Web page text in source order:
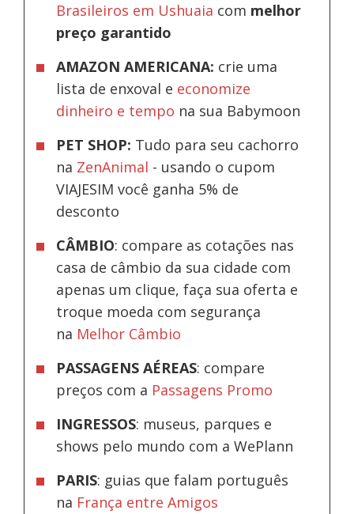
Brasileiros em Ushuaia com melhor
preço garantido
AMAZON AMERICANA: crie uma
lista de enxoval e economize
dinheiro e tempo na sua Babymoon
PET SHOP: Tudo para seu cachorro
na ZenAnimal - usando o cupom
VIAJESIM você ganha 5% de
desconto
CÂMBIO: compare as cotações nas
casa de câmbio da sua cidade com
apenas um clique, faça sua oferta e
troque moeda com segurança
na Melhor Câmbio
PASSAGENS AÉREAS: compare
preços com a Passagens Promo
INGRESSOS: museus, parques e
shows pelo mundo com a WePlann
PARIS: guias que falam português
na França entre Amigos